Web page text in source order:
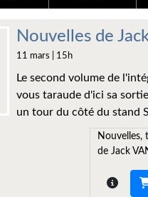
Nouvelles de
11 mars | 15h
Le second volume de
vous taraude d'ici sa
un tour du côté du stand
Nouvelles,
de Jack